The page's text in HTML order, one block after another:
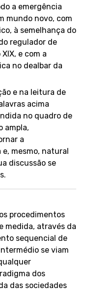
a emergência
mundo novo, com
à semelhança do
regulador de
e com a
no dealbar da
e na leitura de
acima
no quadro de
ampla,
a
mesmo, natural
discussão se
procedimentos
medida, através da
sequencial de
se viam
dos
das sociedades